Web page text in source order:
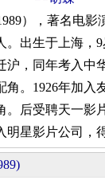
），著名电影
。出生于上海，
沪，同年考入中
角。1926年加入
。后受聘天一影
明星影片公司